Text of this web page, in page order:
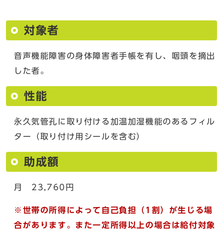
対象者
音声機能障害の身体障害者手帳を有し、咽頭を摘出
した者。
性能
永久気管孔に取り付ける加温加湿機能のあるフィル
ター（取り付け用シールを含む）
助成額
月 23,760円
※世帯の所得によって自己負担（1割）が生じる場
合があります。また一定所得以上の場合は給付対象